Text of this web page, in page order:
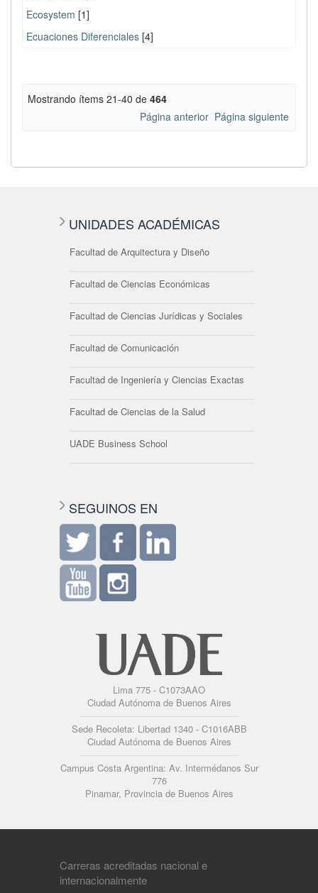
Ecosystem [1]
Ecuaciones Diferenciales [4]
Mostrando ítems 21-40 de 464
Página anterior Página siguiente
UNIDADES ACADÉMICAS
Facultad de Arquitectura y Diseño
Facultad de Ciencias Económicas
Facultad de Ciencias Jurídicas y Sociales
Facultad de Comunicación
Facultad de Ingeniería y Ciencias Exactas
Facultad de Ciencias de la Salud
UADE Business School
SEGUINOS EN
Lima 775 - C1073AAO
Ciudad Autónoma de Buenos Aires
Sede Recoleta: Libertad 1340 - C1016ABB
Ciudad Autónoma de Buenos Aires
Campus Costa Argentina: Av. Intermédanos Sur
776
Pinamar, Provincia de Buenos Aires
Carreras acreditadas nacional e
internacionalmente